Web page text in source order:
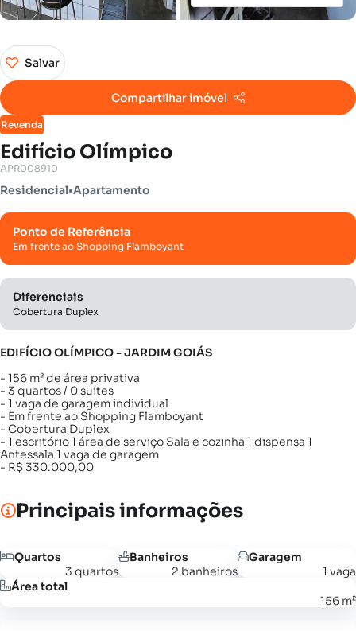
Revenda
Edifício Olímpico
Salvar
Compartilhar imóvel
APR008910
Residencial•Apartamento
Ponto de Referência
Em frente ao Shopping Flamboyant
Diferenciais
Cobertura Duplex
EDIFÍCIO OLÍMPICO - JARDIM GOIÁS
- 156 m² de área privativa
- 3 quartos / 0 suítes
- 1 vaga de garagem individual
- Em frente ao Shopping Flamboyant
- Cobertura Duplex
- 1 escritório 1 área de serviço Sala e cozinha 1 dispensa 1
Antessala 1 vaga de garagem
- R$ 330.000,00
Principais informações
Quartos
3 quartos
Banheiros
2 banheiros
Garagem
1 vaga
Área total
156 m²